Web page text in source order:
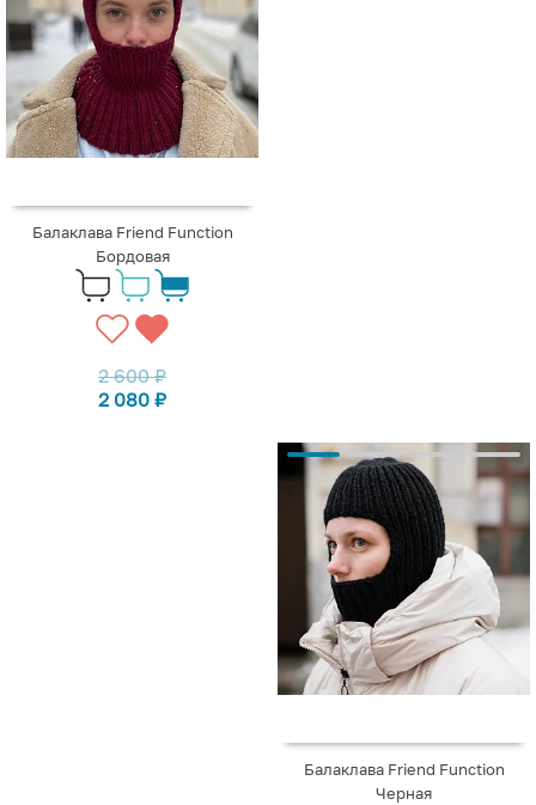
Балаклава Friend Function
Бордовая
2 600₽
2 080 ₽
Балаклава Friend Function
Черная